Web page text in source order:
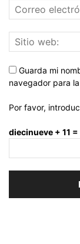
Guarda mi
navegador para
Por favor,
diecinueve + 11 =